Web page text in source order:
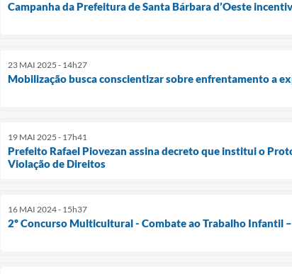
Campanha da Prefeitura de Santa Bárbara d’Oeste
23 MAI 2025 - 14h27
Mobilização busca conscientizar sobre enfrentamento a
19 MAI 2025 - 17h41
Prefeito Rafael Piovezan assina decreto que institui o
Violação de Direitos
16 MAI 2024 - 15h37
2º Concurso Multicultural - Combate ao Trabalho Infantil